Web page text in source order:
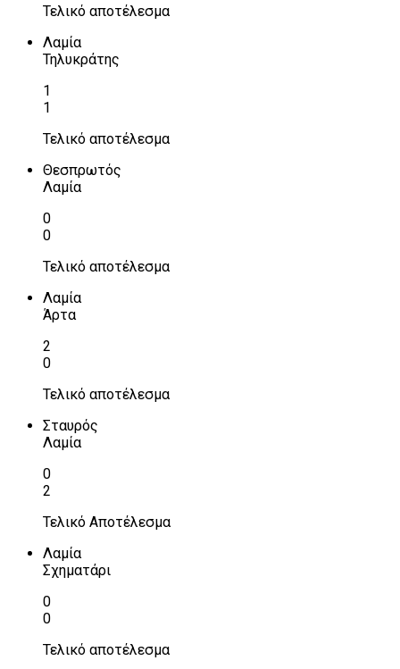
Τελικό αποτέλεσμα
Λαμία
Τηλυκράτης
1
1
Τελικό αποτέλεσμα
Θεσπρωτός
Λαμία
0
0
Τελικό αποτέλεσμα
Λαμία
Άρτα
2
0
Τελικό αποτέλεσμα
Σταυρός
Λαμία
0
2
Τελικό Αποτέλεσμα
Λαμία
Σχηματάρι
0
0
Τελικό αποτέλεσμα